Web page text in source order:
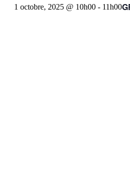
1 octobre, 2025 @ 10h00 - 11h00